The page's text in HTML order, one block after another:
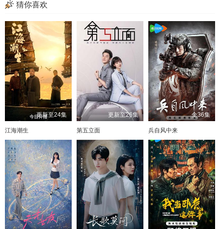
猜你喜欢
更新至24集
江海潮生
更新至26集
第五立面
全36集
兵自风中来